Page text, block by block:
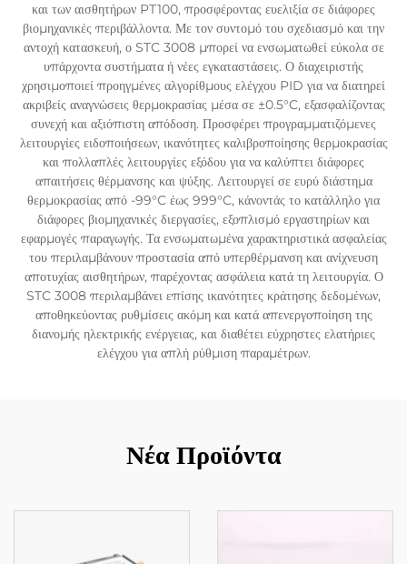
και των αισθητήρων PT100, προσφέροντας ευελιξία σε διάφορες
βιομηχανικές περιβάλλοντα. Με τον συντομό του σχεδιασμό και την
αντοχή κατασκευή, ο STC 3008 μπορεί να ενσωματωθεί εύκολα σε
υπάρχοντα συστήματα ή νέες εγκαταστάσεις. Ο διαχειριστής
χρησιμοποιεί προηγμένες αλγορίθμους ελέγχου PID για να διατηρεί
ακριβείς αναγνώσεις θερμοκρασίας μέσα σε ±0.5°C, εξασφαλίζοντας
συνεχή και αξιόπιστη απόδοση. Προσφέρει προγραμματιζόμενες
λειτουργίες ειδοποιήσεων, ικανότητες καλιβροποίησης θερμοκρασίας
και πολλαπλές λειτουργίες εξόδου για να καλύπτει διάφορες
απαιτήσεις θέρμανσης και ψύξης. Λειτουργεί σε ευρύ διάστημα
θερμοκρασίας από -99°C έως 999°C, κάνοντάς το κατάλληλο για
διάφορες βιομηχανικές διεργασίες, εξοπλισμό εργαστηρίων και
εφαρμογές παραγωγής. Τα ενσωματωμένα χαρακτηριστικά ασφαλείας
του περιλαμβάνουν προστασία από υπερθέρμανση και ανίχνευση
αποτυχίας αισθητήρων, παρέχοντας ασφάλεια κατά τη λειτουργία. Ο
STC 3008 περιλαμβάνει επίσης ικανότητες κράτησης δεδομένων,
αποθηκεύοντας ρυθμίσεις ακόμη και κατά απενεργοποίηση της
διανομής ηλεκτρικής ενέργειας, και διαθέτει εύχρηστες ελατήριες
ελέγχου για απλή ρύθμιση παραμέτρων.
Νέα Προϊόντα